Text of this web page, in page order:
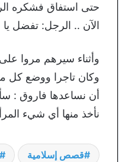
حتى استفاق فشكره
الآن .. الرجل: تفضل
وأثناء سيرهم مروا
وكان تاجرا ووضع كل
أن نساعدها فاروق :
نأخذ منها أي شيء
قصص إسلامية